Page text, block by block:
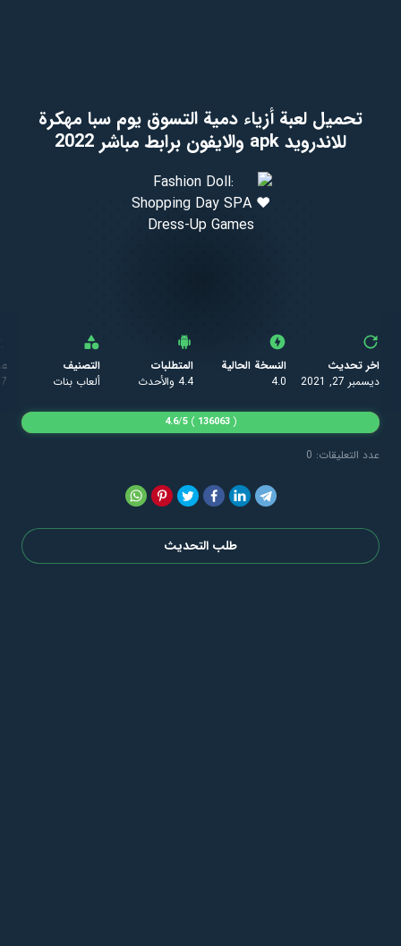
تحميل لعبة أزياء دمية التسوق يوم سبا مهكرة
للاندرويد apk والايفون برابط مباشر 2022
اخر تحديث
ديسمبر 27, 2021
النسخة الحالية
4.0
المتطلبات
4.4 والأحدث
التصنيف
ألعاب بنات
عدد التعليقات: 0
(
136063
)
4.6/5
طلب التحديث